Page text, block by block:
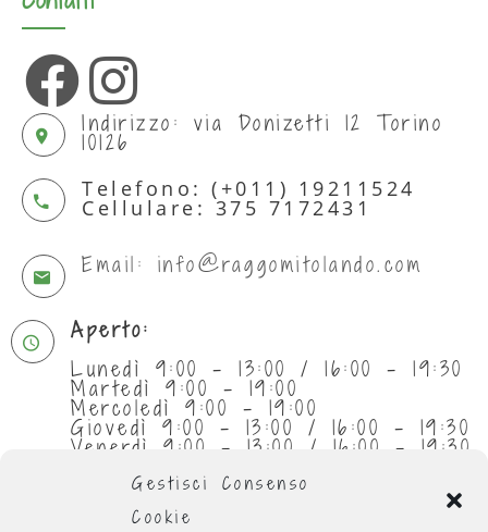
Gestisci Consenso
Cookie
Indirizzo: via Donizetti 12 Torino
10126
Telefono: (+011) 19211524
Cellulare: 375 7172431
Email: info@raggomitolando.com
Aperto:
Lunedì 9:00 - 13:00 / 16:00 - 19:30
Martedì 9:00 - 19:00
Mercoledì 9:00 - 19:00
Giovedì 9:00 - 13:00 / 16:00 - 19:30
Venerdì 9:00 - 13:00 / 16:00 - 19:30